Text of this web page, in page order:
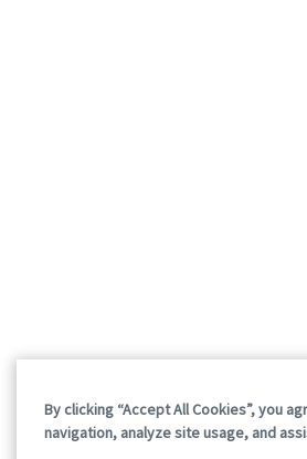
By clicking “Accept All Cookies”, you
navigation, analyze site usage, and